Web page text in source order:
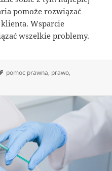
pomoże rozwiązać
Wsparcie
wszelkie problemy.
Tagi
pomoc prawna, prawo,